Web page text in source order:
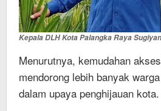
Kepala DLH Kota Palangka Raya
Menurutnya, kemudahan
mendorong lebih banyak
dalam upaya penghijauan kota.